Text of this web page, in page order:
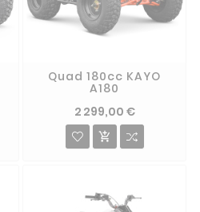
Quad 180cc KAYO
A180
2 299,00 €
